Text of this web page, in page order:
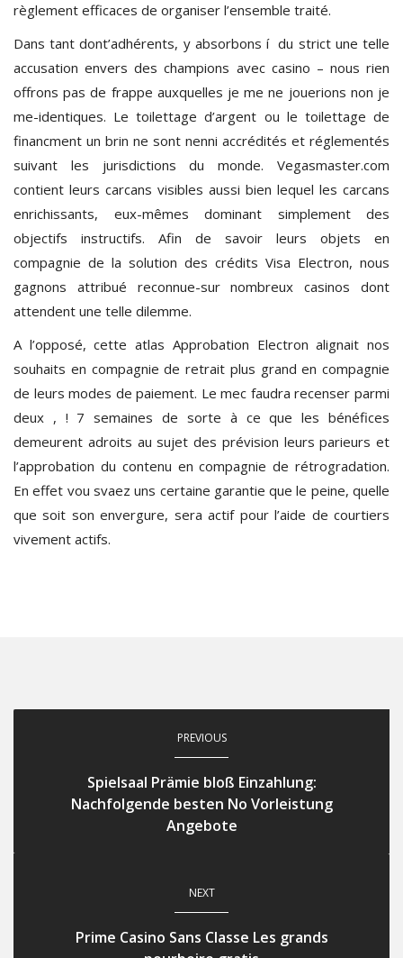
règlement efficaces de organiser l’ensemble traité.
Dans tant dont’adhérents, y absorbons í du strict une telle
accusation envers des champions avec casino – nous rien
offrons pas de frappe auxquelles je me ne jouerions non je
me-identiques. Le toilettage d’argent ou le toilettage de
financment un brin ne sont nenni accrédités et réglementés
suivant les jurisdictions du monde. Vegasmaster.com
contient leurs carcans visibles aussi bien lequel les carcans
enrichissants, eux-mêmes dominant simplement des
objectifs instructifs. Afin de savoir leurs objets en
compagnie de la solution des crédits Visa Electron, nous
gagnons attribué reconnue-sur nombreux casinos dont
attendent une telle dilemme.
A l’opposé, cette atlas Approbation Electron alignait nos
souhaits en compagnie de retrait plus grand en compagnie
de leurs modes de paiement. Le mec faudra recenser parmi
deux , ! 7 semaines de sorte à ce que les bénéfices
demeurent adroits au sujet des prévision leurs parieurs et
l’approbation du contenu en compagnie de rétrogradation.
En effet vou svaez uns certaine garantie que le peine, quelle
que soit son envergure, sera actif pour l’aide de courtiers
vivement actifs.
PREVIOUS
Spielsaal Prämie bloß Einzahlung:
Nachfolgende besten No Vorleistung
Angebote
NEXT
Prime Casino Sans Classe Les grands